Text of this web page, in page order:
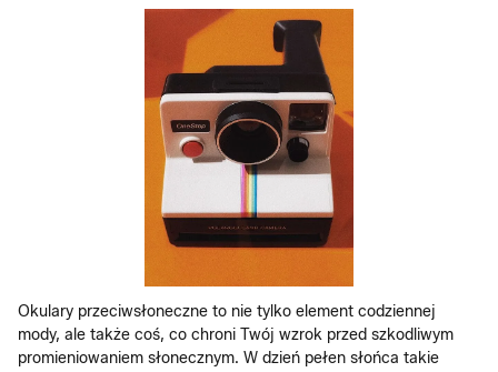
Okulary przeciwsłoneczne to nie tylko element codziennej
mody, ale także coś, co chroni Twój wzrok przed szkodliwym
promieniowaniem słonecznym. W dzień pełen słońca takie